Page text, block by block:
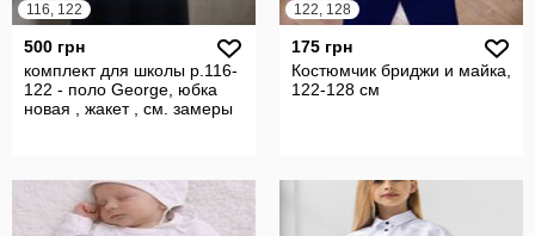
116, 122
500 грн
комплект для школы р.116-
122 - поло George, юбка
новая , жакет , см. замеры
122, 128
175 грн
Костюмчик бриджи и майка,
122-128 см